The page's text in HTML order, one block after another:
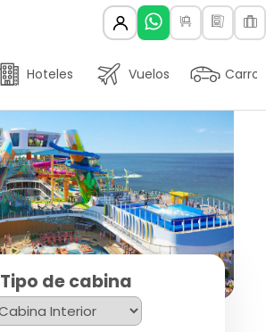
Hoteles Vuelos Carros
Tipo de cabina